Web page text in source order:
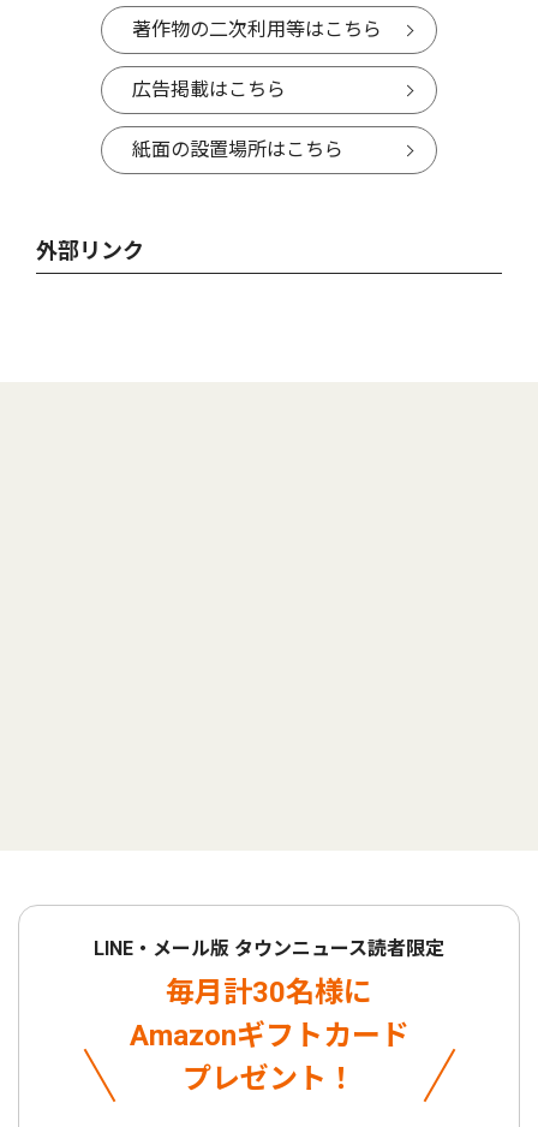
著作物の二次利用等はこちら
広告掲載はこちら
紙面の設置場所はこちら
外部リンク
LINE・メール版 タウンニュース読者限定
毎月計30名様に
Amazonギフトカード
プレゼント！